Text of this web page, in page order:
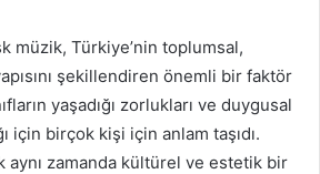
müzik, Türkiye’nin toplumsal,
şekillendiren önemli bir faktör
yaşadığı zorlukları ve duygusal
için birçok kişi için anlam taşıdı.
aynı zamanda kültürel ve estetik bir